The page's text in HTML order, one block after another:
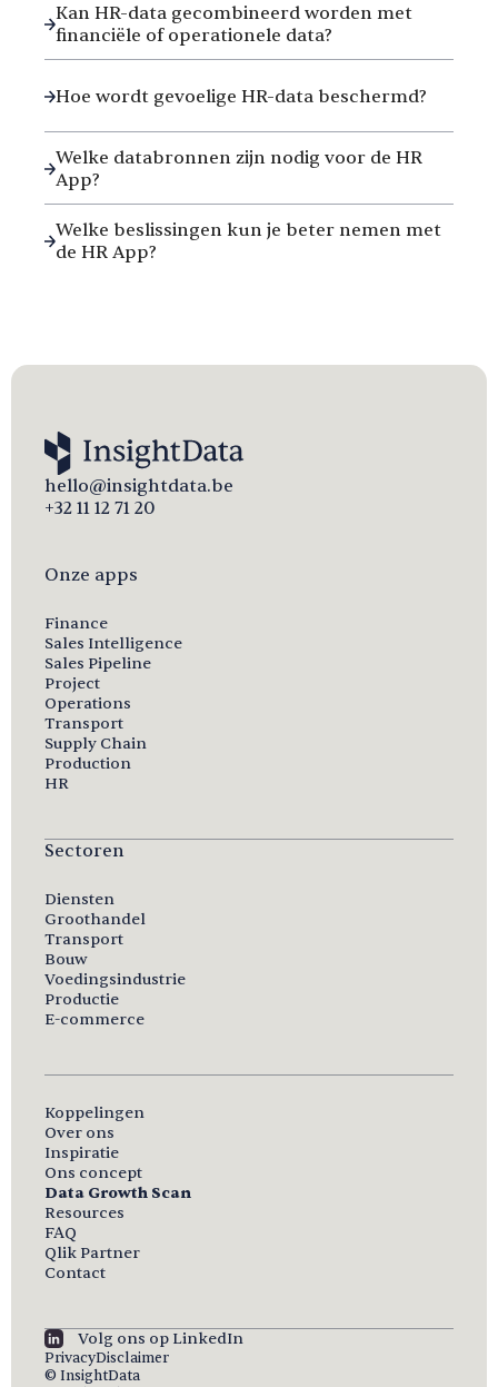
Kan HR-data gecombineerd worden met
financiële of operationele data?
Hoe wordt gevoelige HR-data beschermd?
Welke databronnen zijn nodig voor de HR
App?
Welke beslissingen kun je beter nemen met
de HR App?
hello@insightdata.be
+32 11 12 71 20
Onze apps
Finance
Sales Intelligence
Sales Pipeline
Project
Operations
Transport
Supply Chain
Production
HR
Sectoren
Diensten
Groothandel
Transport
Bouw
Voedingsindustrie
Productie
E-commerce
Koppelingen
Over ons
Inspiratie
Ons concept
Data Growth Scan
Resources
FAQ
Qlik Partner
Contact
Volg ons op LinkedIn
PrivacyDisclaimer
© InsightData